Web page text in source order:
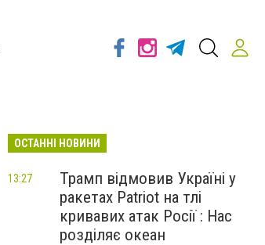
ОСТАННІ НОВИНИ
Трамп відмовив Україні у
ракетах Patriot на тлі
кривавих атак Росії : Нас
розділяє океан
13:27